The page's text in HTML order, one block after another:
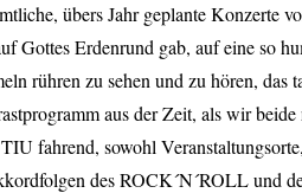
übers Jahr geplante Konzerte
Gottes Erdenrund gab, auf eine so
rühren zu sehen und zu hören, das
aus der Zeit, als wir beide
TIUfahrend, sowohl
des ROCK´N´ROLL und